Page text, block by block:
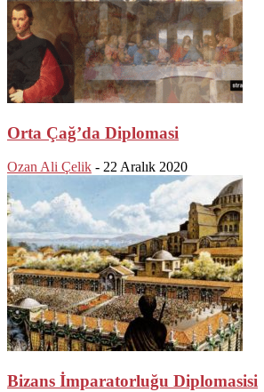
Orta Çağ’da Diplomasi
Ozan Ali Çelik - 22 Aralık 2020
Bizans İmparatorluğu Diplomasisi